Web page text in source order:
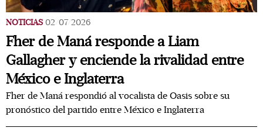
NOTICIAS 02/07/2026
Fher de Maná responde a Liam
Gallagher y enciende la rivalidad entre
México e Inglaterra
Fher de Maná respondió al vocalista de Oasis sobre su
pronóstico del partido entre México e Inglaterra